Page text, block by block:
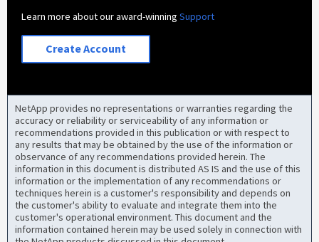
Learn more about our award-winningSupport
Create Account
NetApp provides no representations or warranties regarding the
accuracy or reliability or serviceability of any information or
recommendations provided in this publication or with respect to
any results that may be obtained by the use of the information or
observance of any recommendations provided herein. The
information in this document is distributed AS IS and the use of this
information or the implementation of any recommendations or
techniques herein is a customer's responsibility and depends on
the customer's ability to evaluate and integrate them into the
customer's operational environment. This document and the
information contained herein may be used solely in connection with